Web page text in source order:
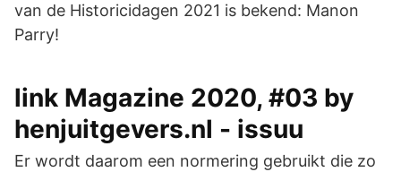
van de Historicidagen 2021 is bekend: Manon
Parry!
link Magazine 2020, #03 by
henjuitgevers.nl - issuu
Er wordt daarom een normering gebruikt die zo